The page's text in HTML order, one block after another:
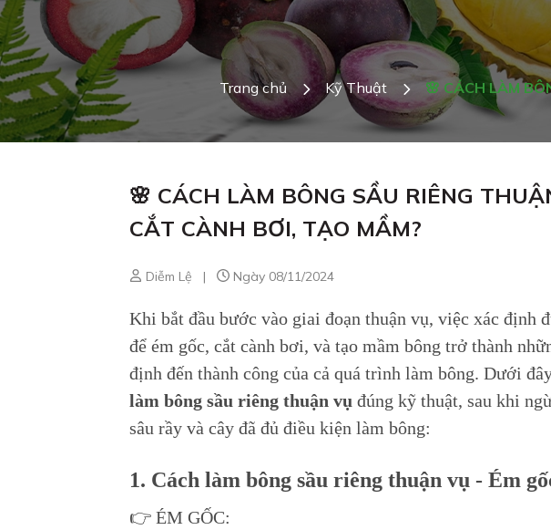
Trang chủ Kỹ Thuật 🌸 CÁCH LÀM
🌸 CÁCH LÀM BÔNG SẦU RIÊNG
CẮT CÀNH BƠI, TẠO MẦM?
Diễm Lệ | Ngày 08/11/2024
Khi bắt đầu bước vào giai đoạn thuận vụ, việc xác định
để ém gốc, cắt cành bơi, và tạo mầm bông trở thành
định đến thành công của cả quá trình làm bông. Dưới
làm bông sầu riêng thuận vụ đúng kỹ thuật, sau khi
sâu rầy và cây đã đủ điều kiện làm bông:
1. Cách làm bông sầu riêng thuận vụ - Ém
👉 ÉM GỐC: